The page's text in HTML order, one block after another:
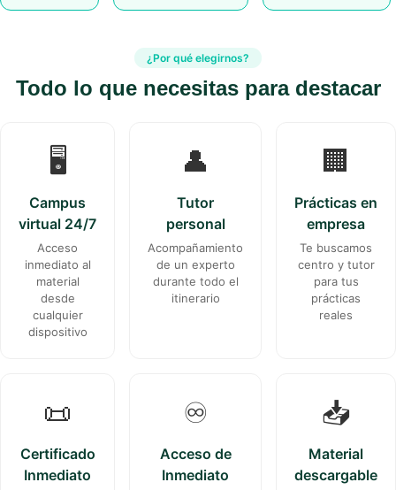
¿Por qué elegirnos?
Todo lo que necesitas para destacar
🖥️
Campus
virtual 24/7
Acceso
inmediato al
material
desde
cualquier
dispositivo
👤
Tutor
personal
Acompañamiento
de un experto
durante todo el
itinerario
🏢
Prácticas en
empresa
Te buscamos
centro y tutor
para tus
prácticas
reales
📜
Certificado
Inmediato
♾️
Acceso de
Inmediato
📥
Material
descargable